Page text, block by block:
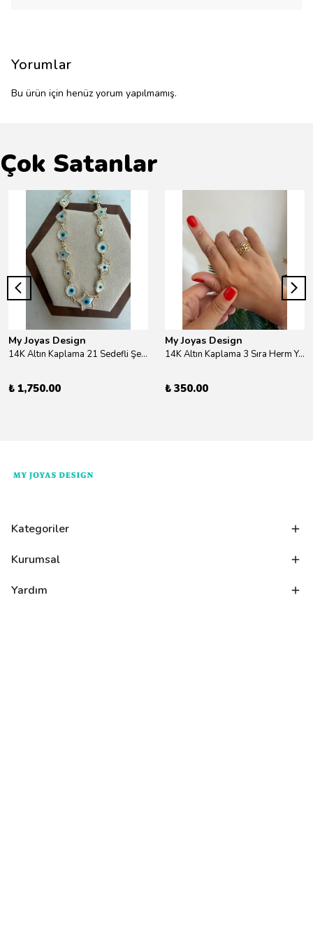
Yorumlar
Bu ürün için henüz yorum yapılmamış.
Çok Satanlar
My Joyas Design
14K Altın Kaplama 21 Sedefli Şekiller Kolye 46cm
₺ 1,750.00
My Joyas Design
14K Altın Kaplama 3 Sıra Herm Yüzük Gold
₺ 350.00
Kategoriler
Kurumsal
Yardım